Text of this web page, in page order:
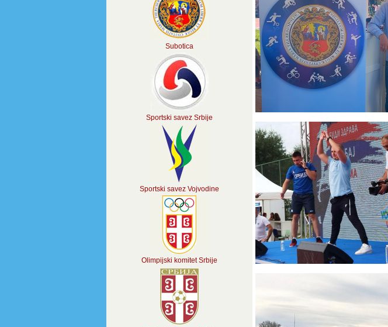
Subotica
Sportski savez Srbije
Sportski savez Vojvodine
Olimpijski komitet Srbije